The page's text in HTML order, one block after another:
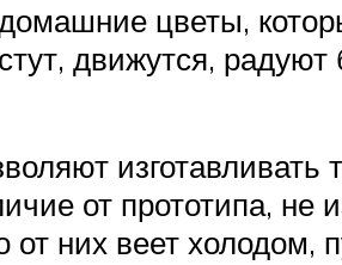
цветы,
движутся, радуют
от прототипа,
от них веет холодом,